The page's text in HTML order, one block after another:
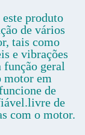
produto
de vários
tais como
e vibrações
geral
motor em
de
de
com o motor.